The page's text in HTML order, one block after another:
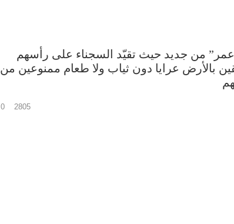
عمر” من جديد حيث تقيّد السجناء على رأسهم
بالأرض عرايا دون ثياب ولا طعام ممنوعين من
2805
0